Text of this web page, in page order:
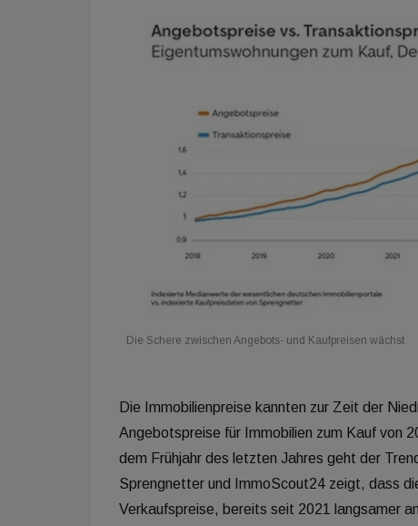
Die Schere zwischen Angebots- und Kaufpreisen wächst
Die Immobilienpreise kannten zur Zeit der
Angebotspreise für Immobilien zum Kauf von
dem Frühjahr des letzten Jahres geht der
Sprengnetter und ImmoScout24 zeigt, dass
Verkaufspreise, bereits seit 2021 langsamer